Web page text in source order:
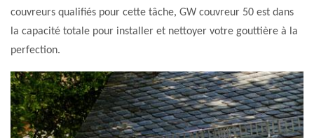
couvreurs qualifiés pour cette tâche, GW couvreur 50 est dans
la capacité totale pour installer et nettoyer votre gouttière à la
perfection.